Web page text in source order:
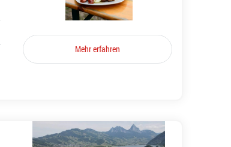
Mehr erfahren